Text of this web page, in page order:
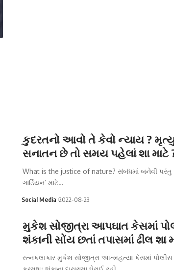
કુદરતનો આવો તે કેવો ન્યાય ?
સનાતન છે તો સમય પહેલાં શા માટે
What is the justice of nature? સંબંધમાં બનેવી પરંતુ
ગાર્ડિયન’ માટે…
Social Media 2022-08-23
મુકેશ સોજીત્રા આપઘાત કેસમાં
શંકાની સોંય છતાં તપાસમાં ઢીલ શા
રત્નકલાકાર મુકેશ સોજીત્રા આત્મહત્યા કેસમાં પોલીસ